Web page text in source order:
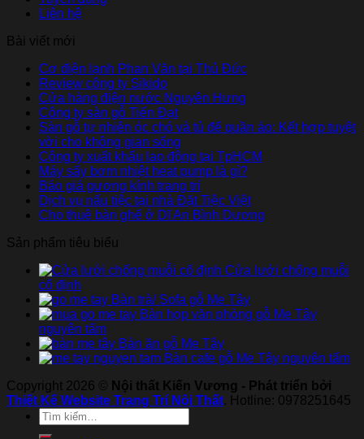
Liên hệ
Bài viết mới
Cơ điện lạnh Phan Văn tại Thủ Đức
Review công ty Sikido
Cửa hàng điện nước Nguyên Hưng
Công ty sàn gỗ Tiến Đạt
Sàn gỗ tự nhiên óc chó và tủ để quần áo: Kết hợp tuyệt
vời cho không gian sống
Công ty xuất khẩu lao động tại TpHCM
Máy sấy bơm nhiệt heat pump là gì?
Báo giá gương kính trang trí
Dịch vụ nấu tiệc tại nhà Đặt Tiệc Việt
Cho thuê bàn ghế ở Dĩ An Bình Dương
Sản phẩm tiêu biểu
Cửa lưới chống muỗi
cố định
Bàn trà/ Sofa gỗ Me Tây
Bàn họp văn phòng gỗ Me Tây
nguyên tấm
Bàn ăn gỗ Me Tây
Bàn cafe gỗ Me Tây nguyên tấm
Copyright 2026 ©
Nội thất Kiến Vương - Phát triển bởi
Thiết Kế Website Trang Trí Nội Thất. Hotline: 0978251645
Tìm
kiếm: